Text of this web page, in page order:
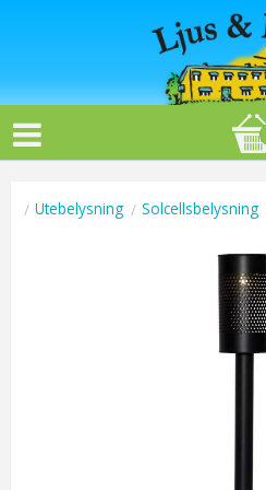
Utebelysning Solcellsbelysning